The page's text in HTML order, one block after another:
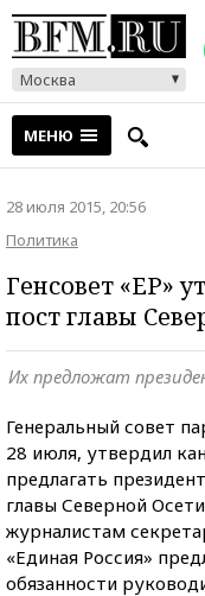
Москва
МЕНЮ
28 июля 2015, 20:56
Политика
Генсовет «ЕР»
пост главы
Их предложат
Генеральный совет
28 июля, утвердил
предлагать
главы Северной
журналистам
«Единая Россия»
обязанности